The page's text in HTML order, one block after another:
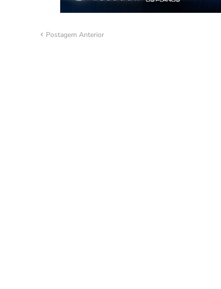
Postagem Anterior